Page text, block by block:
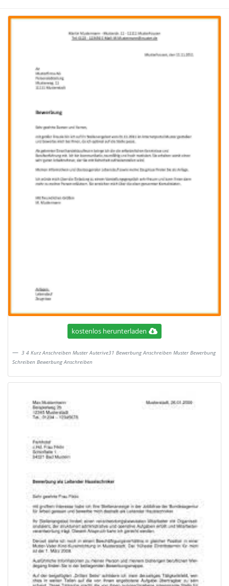
kostenlos herunterladen
3 4 Kurz Anschreiben Muster Auterive31 Bewerbung Anschreiben Muster Bewerbung
Schreiben Bewerbung Anschreiben